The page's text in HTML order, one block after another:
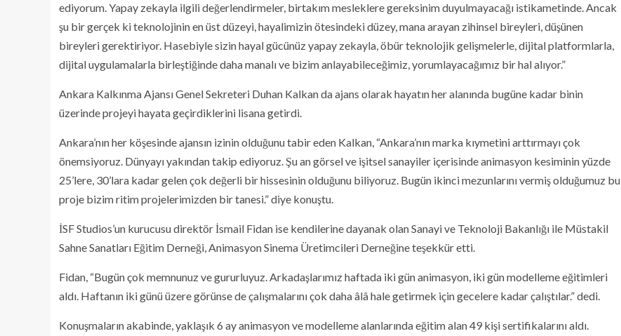
ediyorum. Yapay zekayla ilgili değerlendirmeler, birtakım mesleklere gereksinim duyulmayacağı istikametinde. Ancak
şu bir gerçek ki teknolojinin en üst düzeyi, hayalimizin ötesindeki düzey, mana arayan zihinsel bireyleri, düşünen
bireyleri gerektiriyor. Hasebiyle sizin hayal gücünüz yapay zekayla, öbür teknolojik gelişmelerle, dijital platformlarla,
dijital uygulamalarla birleştiğinde daha manalı ve bizim anlayabileceğimiz, yorumlayacağımız bir hal alıyor.”
Ankara Kalkınma Ajansı Genel Sekreteri Duhan Kalkan da ajans olarak hayatın her alanında bugüne kadar binin
üzerinde projeyi hayata geçirdiklerini lisana getirdi.
Ankara’nın her köşesinde ajansın izinin olduğunu tabir eden Kalkan, “Ankara’nın marka kıymetini arttırmayı çok
önemsiyoruz. Dünyayı yakından takip ediyoruz. Şu an görsel ve işitsel sanayiler içerisinde animasyon kesiminin yüzde
25’lere, 30’lara kadar gelen çok değerli bir hissesinin olduğunu biliyoruz. Bugün ikinci mezunlarını vermiş olduğumuz bu
proje bizim ritim projelerimizden bir tanesi.” diye konuştu.
İSF Studios’un kurucusu direktör İsmail Fidan ise kendilerine dayanak olan Sanayi ve Teknoloji Bakanlığı ile Müstakil
Sahne Sanatları Eğitim Derneği, Animasyon Sinema Üretimcileri Derneğine teşekkür etti.
Fidan, “Bugün çok memnunuz ve gururluyuz. Arkadaşlarımız haftada iki gün animasyon, iki gün modelleme eğitimleri
aldı. Haftanın iki günü üzere görünse de çalışmalarını çok daha âlâ hale getirmek için gecelere kadar çalıştılar.” dedi.
Konuşmaların akabinde, yaklaşık 6 ay animasyon ve modelleme alanlarında eğitim alan 49 kişi sertifikalarını aldı.